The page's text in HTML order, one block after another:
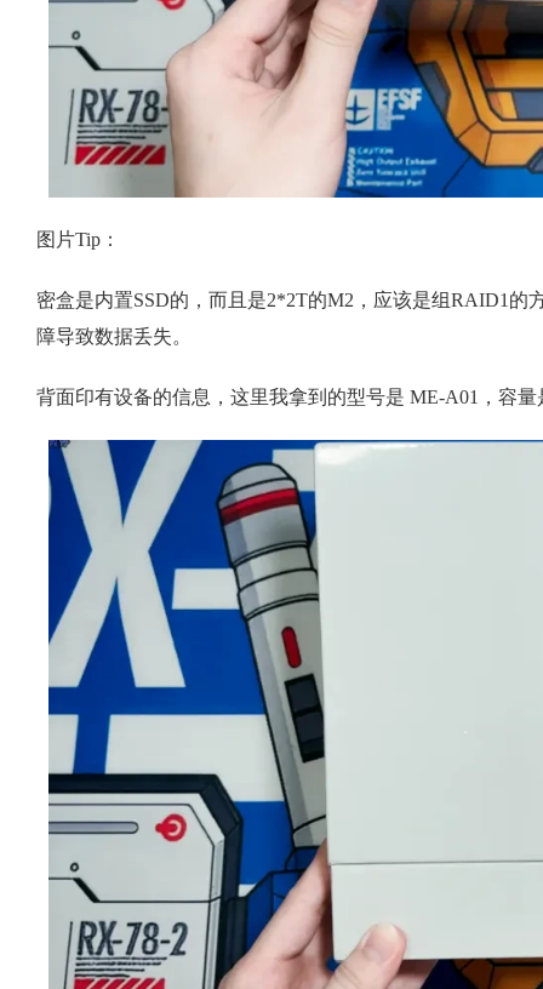
图片Tip：
密盒是内置SSD的，而且是2*2T的M2，应该是组RAID1
障导致数据丢失。
背面印有设备的信息，这里我拿到的型号是 ME-A01，容量